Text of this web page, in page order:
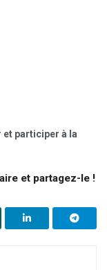
participer à la
et partagez-le !